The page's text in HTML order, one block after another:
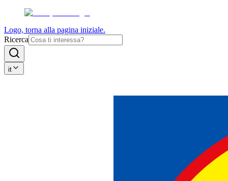
Logo, torna alla pagina iniziale.
Ricerca
it